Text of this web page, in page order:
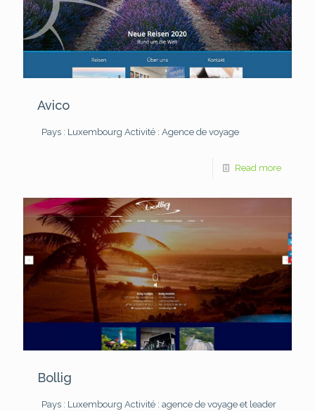
Avico
Pays : Luxembourg Activité : Agence de voyage
Read more
Bollig
Pays : Luxembourg Activité : agence de voyage et leader